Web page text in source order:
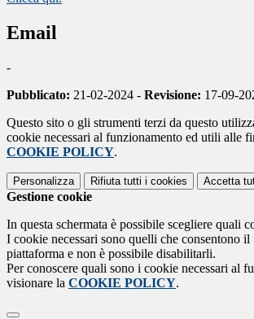
Email
-
Pubblicato: 21-02-2024 - Revisione: 17-09-
Questo sito o gli strumenti terzi da questo
cookie necessari al funzionamento ed utili alle
COOKIE POLICY.
Personalizza Rifiuta tutti i cookies Accetta
Gestione cookie
In questa schermata è possibile scegliere quali
I cookie necessari sono quelli che consentono
piattaforma e non è possibile disabilitarli.
Per conoscere quali sono i cookie necessari al
visionare la COOKIE POLICY.